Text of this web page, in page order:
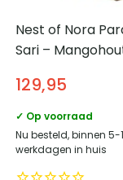
Nest of Nora
Sari –
129,95
✓ Op voorraad
Nu besteld, binnen 5-
werkdagen in huis